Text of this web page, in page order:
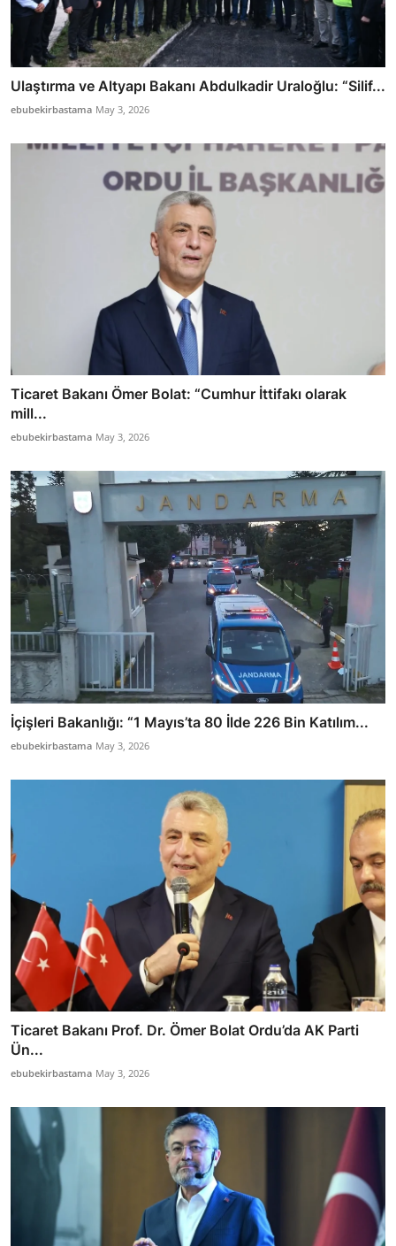
Ulaştırma ve Altyapı Bakanı Abdulkadir Uraloğlu: “Silif...
ebubekirbastama May 3, 2026
Ticaret Bakanı Ömer Bolat: “Cumhur İttifakı olarak
mill...
ebubekirbastama May 3, 2026
İçişleri Bakanlığı: “1 Mayıs’ta 80 İlde 226 Bin Katılım...
ebubekirbastama May 3, 2026
Ticaret Bakanı Prof. Dr. Ömer Bolat Ordu’da AK Parti
Ün...
ebubekirbastama May 3, 2026